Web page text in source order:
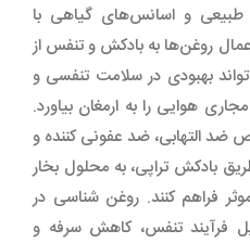
طبیعی و اسانس‌های گیاهی با
روغن‌ها به بادکش و تنفس از
بهبودی در سلامت تنفسی و
هوایی را به ارمغان بیاورد.
التهابی، ضد عفونی کننده و
بادکش تراپی، به محلول بخار
فراهم کنند. روغن شناسی در
فرآیند تنفس، کاهش سرفه و